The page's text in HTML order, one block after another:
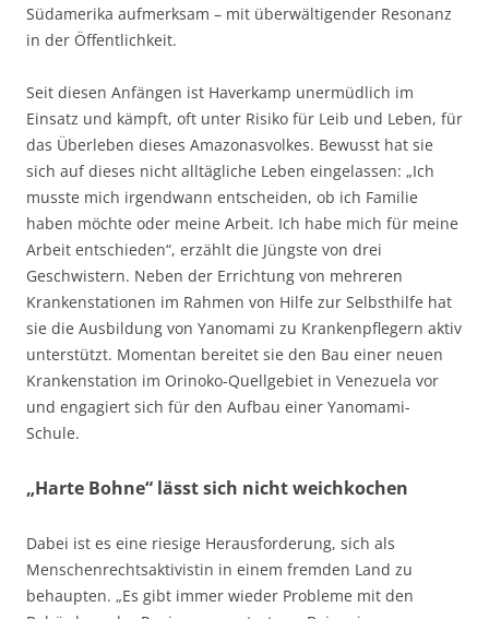
Südamerika aufmerksam – mit überwältigender Resonanz
in der Öffentlichkeit.
Seit diesen Anfängen ist Haverkamp unermüdlich im
Einsatz und kämpft, oft unter Risiko für Leib und Leben, für
das Überleben dieses Amazonasvolkes. Bewusst hat sie
sich auf dieses nicht alltägliche Leben eingelassen: „Ich
musste mich irgendwann entscheiden, ob ich Familie
haben möchte oder meine Arbeit. Ich habe mich für meine
Arbeit entschieden“, erzählt die Jüngste von drei
Geschwistern. Neben der Errichtung von mehreren
Krankenstationen im Rahmen von Hilfe zur Selbsthilfe hat
sie die Ausbildung von Yanomami zu Krankenpflegern aktiv
unterstützt. Momentan bereitet sie den Bau einer neuen
Krankenstation im Orinoko-Quellgebiet in Venezuela vor
und engagiert sich für den Aufbau einer Yanomami-
Schule.
„Harte Bohne“ lässt sich nicht weichkochen
Dabei ist es eine riesige Herausforderung, sich als
Menschenrechtsaktivistin in einem fremden Land zu
behaupten. „Es gibt immer wieder Probleme mit den